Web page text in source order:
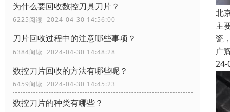
为什么要回收数控刀具刀片？
6225阅读 2024-04-30 14:56:00
刀片回收过程中的注意哪些事项？
6384阅读 2024-04-30 14:48:28
数控刀片回收的方法有哪些呢？
6459阅读 2024-04-30 14:45:23
数控刀片的种类有哪些？
北
主
瓷
广
24-